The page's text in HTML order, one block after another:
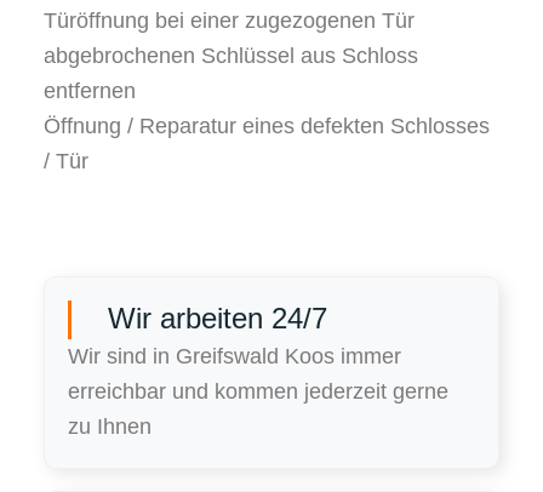
Türöffnung bei einer zugezogenen Tür
abgebrochenen Schlüssel aus Schloss
entfernen
Öffnung / Reparatur eines defekten Schlosses
/ Tür
Wir arbeiten 24/7
Wir sind in Greifswald Koos immer
erreichbar und kommen jederzeit gerne
zu Ihnen